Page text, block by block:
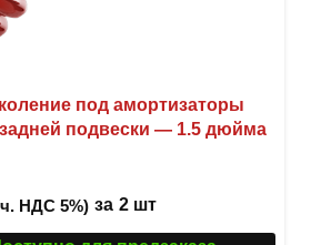
под амортизаторы
подвески — 1.5 дюйма
НДС 5%) за 2 шт